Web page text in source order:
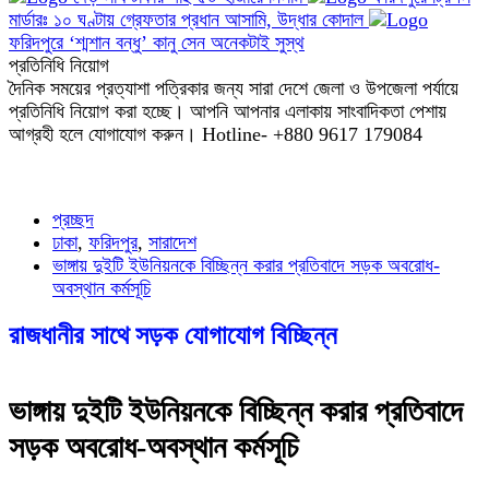
মার্ডারঃ ১০ ঘণ্টায় গ্রেফতার প্রধান আসামি, উদ্ধার কোদাল
ফরিদপুরে ‘শ্মশান বন্ধু’ কানু সেন অনেকটাই সুস্থ
প্রতিনিধি নিয়োগ
দৈনিক সময়ের প্রত্যাশা পত্রিকার জন্য সারা দেশে জেলা ও উপজেলা পর্যায়ে
প্রতিনিধি নিয়োগ করা হচ্ছে। আপনি আপনার এলাকায় সাংবাদিকতা পেশায়
আগ্রহী হলে যোগাযোগ করুন। Hotline- +880 9617 179084
প্রচ্ছদ
ঢাকা, ফরিদপুর, সারাদেশ
ভাঙ্গায় দুইটি ইউনিয়নকে বিচ্ছিন্ন করার প্রতিবাদে সড়ক অবরোধ-
অবস্থান কর্মসূচি
রাজধানীর সাথে সড়ক যোগাযোগ বিচ্ছিন্ন
ভাঙ্গায় দুইটি ইউনিয়নকে বিচ্ছিন্ন করার প্রতিবাদে
সড়ক অবরোধ-অবস্থান কর্মসূচি